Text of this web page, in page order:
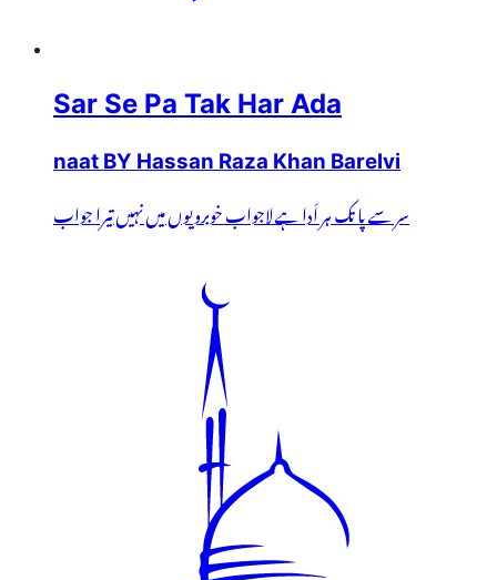
Sar Se Pa Tak Har Ada
naat BY Hassan Raza Khan Barelvi
سر سے پا تک ہر اَدا ہے لاجواب خوبرویوں میں نہیں تیرا جواب